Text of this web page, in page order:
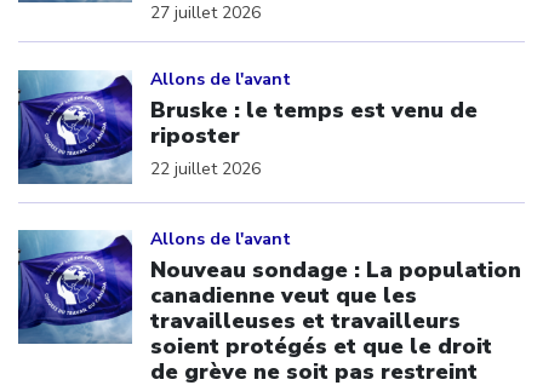
27 juillet 2026
Allons de l'avant
Bruske : le temps est venu de
riposter
22 juillet 2026
Allons de l'avant
Nouveau sondage : La population
canadienne veut que les
travailleuses et travailleurs
soient protégés et que le droit
de grève ne soit pas restreint